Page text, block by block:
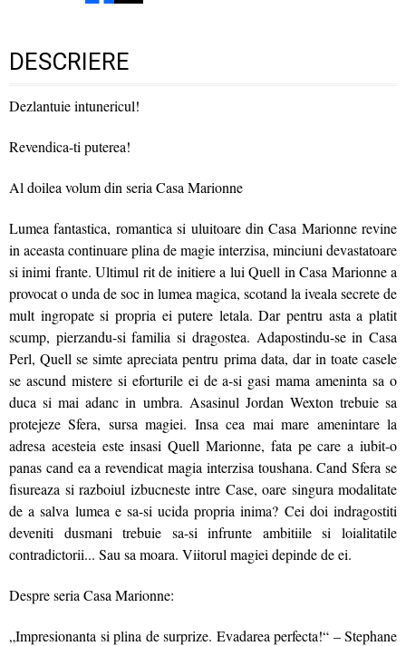
DESCRIERE
Dezlantuie intunericul!
Revendica-ti puterea!
Al doilea volum din seria Casa Marionne
Lumea fantastica, romantica si uluitoare din Casa Marionne revine
in aceasta continuare plina de magie interzisa, minciuni devastatoare
si inimi frante. Ultimul rit de initiere a lui Quell in Casa Marionne a
provocat o unda de soc in lumea magica, scotand la iveala secrete de
mult ingropate si propria ei putere letala. Dar pentru asta a platit
scump, pierzandu-si familia si dragostea. Adapostindu-se in Casa
Perl, Quell se simte apreciata pentru prima data, dar in toate casele
se ascund mistere si eforturile ei de a-si gasi mama ameninta sa o
duca si mai adanc in umbra. Asasinul Jordan Wexton trebuie sa
protejeze Sfera, sursa magiei. Insa cea mai mare amenintare la
adresa acesteia este insasi Quell Marionne, fata pe care a iubit-o
panas cand ea a revendicat magia interzisa toushana. Cand Sfera se
fisureaza si razboiul izbucneste intre Case, oare singura modalitate
de a salva lumea e sa-si ucida propria inima? Cei doi indragostiti
deveniti dusmani trebuie sa-si infrunte ambitiile si loialitatile
contradictorii... Sau sa moara. Viitorul magiei depinde de ei.
Despre seria Casa Marionne:
„Impresionanta si plina de surprize. Evadarea perfecta!“ – Stephane